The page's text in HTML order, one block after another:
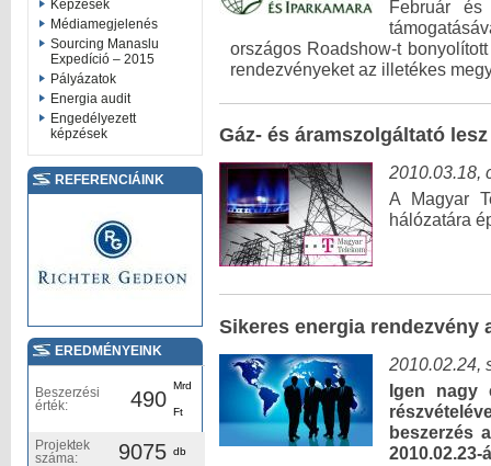
Képzések
Médiamegjelenés
Sourcing Manaslu
Expedíció – 2015
Pályázatok
Energia audit
Engedélyezett
képzések
REFERENCIÁINK
EREDMÉNYEINK
Beszerzési
érték:
490
Mrd
Ft
Projektek
száma:
9075 db
Február és
országos Roadshow-t
rendezvényeket az illetékes
Gáz- és áramszolgáltató
2010.03.18,
A Magyar
hálózatára
Sikeres energia rendezvény
2010.02.24,
Igen nagy
beszerzés